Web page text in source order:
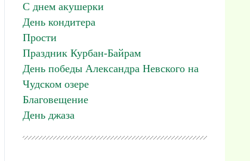
С днем акушерки
День кондитера
Прости
Праздник Курбан-Байрам
День победы Александра Невского на
Чудском озере
Благовещение
День джаза